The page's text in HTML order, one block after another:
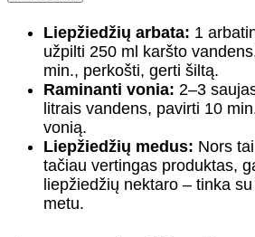
Liepžiedžių arbata: 1
užpilti 250 ml karšto
min., perkošti, gerti šiltą.
Raminanti vonia: 2–3
litrais vandens, pavirti 10
vonią.
Liepžiedžių medus: Nors
tačiau vertingas produktas,
liepžiedžių nektaro – tinka
metu.